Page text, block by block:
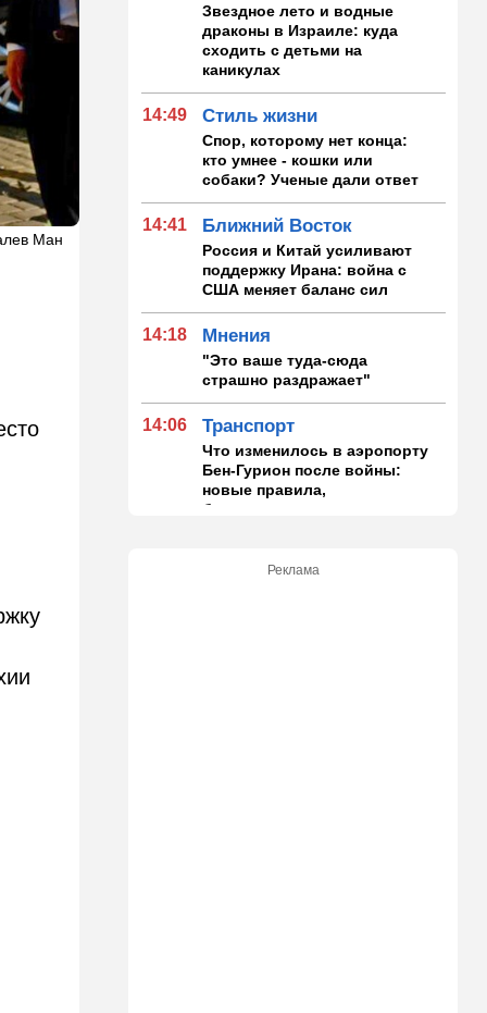
Ман
Звездное лето и водные
драконы в Израиле: куда
сходить с детьми на
каникулах
14:49 Стиль жизни
Спор, которому нет конца:
кто умнее - кошки или
собаки? Ученые дали ответ
14:41 Ближний Восток
Россия и Китай усиливают
поддержку Ирана: война с
США меняет баланс сил
14:18 Мнения
"Это ваше туда-сюда
страшно раздражает"
14:06 Транспорт
Что изменилось в аэропорту
Бен-Гурион после войны:
новые правила,
безопасность и советы
ЗдоровьеРеклама